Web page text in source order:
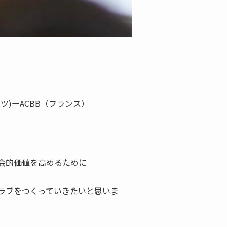
)ーACBB（フランス）
的価値を高めるために
をつくっていきたいと思いま